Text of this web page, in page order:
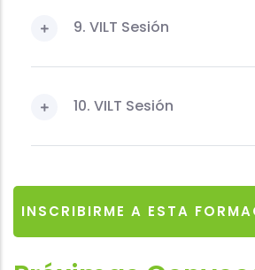
9. VILT Sesión
10. VILT Sesión
INSCRIBIRME A ESTA